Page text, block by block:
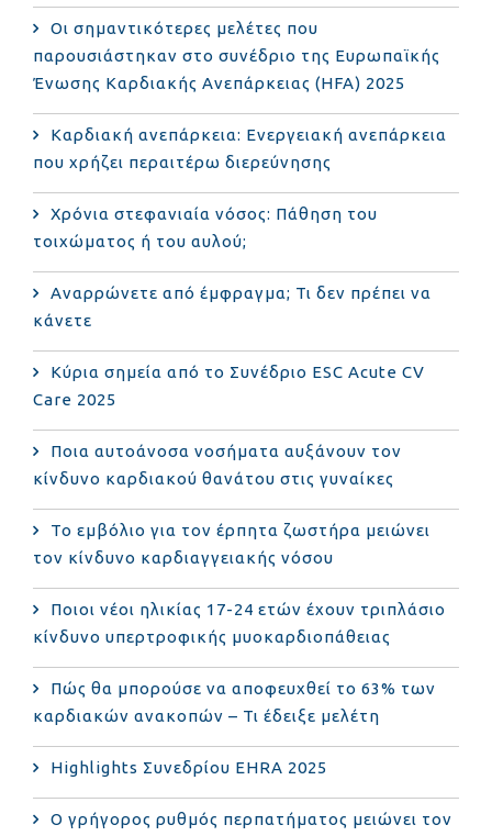
Οι σημαντικότερες μελέτες που
παρουσιάστηκαν στο συνέδριο της Ευρωπαϊκής
Ένωσης Καρδιακής Ανεπάρκειας (HFA) 2025
Καρδιακή ανεπάρκεια: Ενεργειακή ανεπάρκεια
που χρήζει περαιτέρω διερεύνησης
Χρόνια στεφανιαία νόσος: Πάθηση του
τοιχώματος ή του αυλού;
Αναρρώνετε από έμφραγμα; Τι δεν πρέπει να
κάνετε
Κύρια σημεία από το Συνέδριο ESC Acute CV
Care 2025
Ποια αυτοάνοσα νοσήματα αυξάνουν τον
κίνδυνο καρδιακού θανάτου στις γυναίκες
Το εμβόλιο για τον έρπητα ζωστήρα μειώνει
τον κίνδυνο καρδιαγγειακής νόσου
Ποιοι νέοι ηλικίας 17-24 ετών έχουν τριπλάσιο
κίνδυνο υπερτροφικής μυοκαρδιοπάθειας
Πώς θα μπορούσε να αποφευχθεί το 63% των
καρδιακών ανακοπών – Τι έδειξε μελέτη
Highlights Συνεδρίου EHRA 2025
Ο γρήγορος ρυθμός περπατήματος μειώνει τον